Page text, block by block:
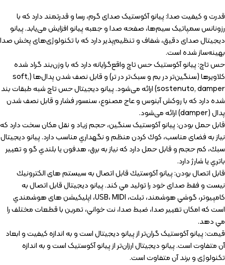
قدرت و کیفیت صدا: پیانو آکوستیک صدای گرم، رسا و قدرتمند دارد که با
رزونانس سمپاتیک سیم‌ها، صفحه صدا و جعبه پیانو افزایش می‌یابد. پیانو
دیجیتال صدای دقیق، شفاف و تنظیم‌پذیر دارد که با تکنولوژی‌های پخش صدا
بهینه‌ساز شده است.
حس تاچ: پیانو آکوستیک حس تاچ واقع‌گرایانه دارد که با وزن‌بند گراد شده
کلاویرها (سنگین‌تر در بم و سبک‌تر در تر) و قابل نصف شدن پدال‌ها (soft,
sostenuto, damper) ارائه می‌شود. پیانو دیجیتال حس تاچ شبه طبقات بند
شده دارد که با روکش آبنوس و عاج مصنوع، سنسور فشار و قابل نصف شدن
پدال (damper) ارائه می‌شود.
قابل حمل بودن: پیانو آکوستیک سنگین، حجم زیاد و نقل مکان سخت دارد که
نياز به فضای مناسب، کوك كردن منظم و نگهداري مناسب دارد. پيانو ديجيتال
سبك، كم حجم و قابل حمل دارد كه نياز به برق، هدفون يا بلندي گو و تغيير
باتري يا شارژ دارد.
قابل اتصال بودن: پيانو آكوستيك قابل اتصال به سيستم های الكترونيك
نيست و فقط صدای خود را تولید مي كند. پيانو ديجيتال قابل اتصال به
كامپيوتر، گوشي هوشمند، تبلت، USB، MIDI، اپليكيشن های هوشمندي
است كه امكان تغيير صدا، ضبط صدا، نت خواني، تمرين با قطعات مختلف را
مي دهد.
قیمت: پیانو آکوستیک گران‌تر از پیانو دیجیتال است و به اندازه کیفیت و ابعاد
آن متفاوت است. پیانو دیجیتال ارزان‌تر از پیانو آکوستیک است و به اندازه
تکنولوژی و برند آن متفاوت است.